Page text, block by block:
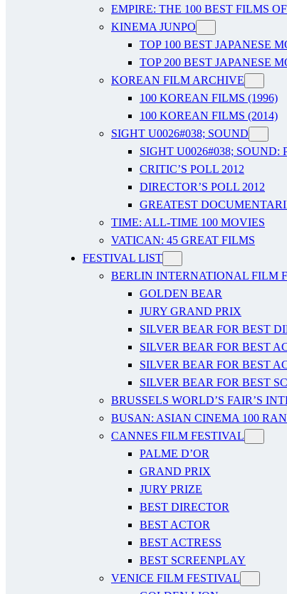
EMPIRE: THE 100 BEST FILMS
KINEMA JUNPO
TOP 100 BEST JAPANESE
TOP 200 BEST JAPANESE
KOREAN FILM ARCHIVE
100 KOREAN FILMS (1996)
100 KOREAN FILMS (2014)
SIGHT U0026#038; SOUND
SIGHT U0026#038; SOUND:
CRITIC’S POLL 2012
DIRECTOR’S POLL 2012
GREATEST
TIME: ALL-TIME 100 MOVIES
VATICAN: 45 GREAT FILMS
FESTIVAL LIST
BERLIN INTERNATIONAL FILM
GOLDEN BEAR
JURY GRAND PRIX
SILVER BEAR FOR BEST
SILVER BEAR FOR BEST
SILVER BEAR FOR BEST
SILVER BEAR FOR BEST
BRUSSELS WORLD’S FAIR’S
BUSAN: ASIAN CINEMA 100
CANNES FILM FESTIVAL
PALME D’OR
GRAND PRIX
JURY PRIZE
BEST DIRECTOR
BEST ACTOR
BEST ACTRESS
BEST SCREENPLAY
VENICE FILM FESTIVAL